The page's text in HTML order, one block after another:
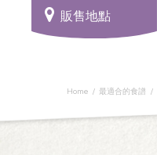
販售地點
Home 最適合的食譜